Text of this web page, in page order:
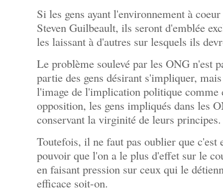
Si les gens ayant l'environnement à
Steven Guilbeault, ils seront d'emblée
les laissant à d'autres sur lesquels ils
Le problème soulevé par les ONG n'est
partie des gens désirant s'impliquer,
l'image de l'implication politique comme
opposition, les gens impliqués dans les
conservant la virginité de leurs principes.
Toutefois, il ne faut pas oublier que c'est
pouvoir que l'on a le plus d'effet sur le
en faisant pression sur ceux qui le
efficace soit-on.